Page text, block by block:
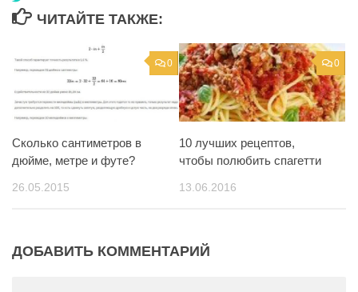
ЧИТАЙТЕ ТАКЖЕ:
0
Сколько сантиметров в
дюйме, метре и футе?
26.05.2015
0
10 лучших рецептов,
чтобы полюбить спагетти
13.06.2016
ДОБАВИТЬ КОММЕНТАРИЙ